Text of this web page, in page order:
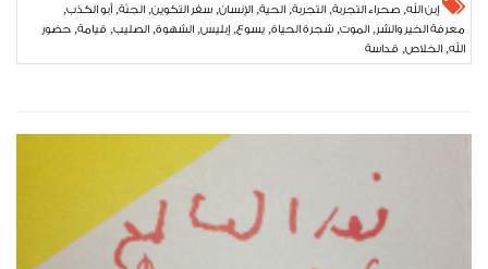
إبن الله, صحراء التجربة, التجربة, الحية, الإنسان, سفر التكوين, الجنّة,أبو الكذب,
معرفة الخير والشر, الموت, شجرة الحياة, يسوع, إبليس, الشهوة, الصليب, قيامة, حضور
الله, الخلاص, قداسة